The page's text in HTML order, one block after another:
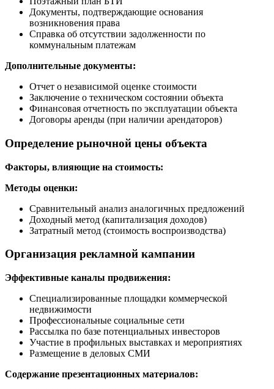
Документы, подтверждающие основания
возникновения права
Справка об отсутствии задолженности по
коммунальным платежам
Дополнительные документы:
Отчет о независимой оценке стоимости
Заключение о техническом состоянии объекта
Финансовая отчетность по эксплуатации объекта
Договоры аренды (при наличии арендаторов)
Определение рыночной цены объекта
Факторы, влияющие на стоимость:
Методы оценки:
Сравнительный анализ аналогичных предложений
Доходный метод (капитализация доходов)
Затратный метод (стоимость воспроизводства)
Организация рекламной кампании
Эффективные каналы продвижения:
Специализированные площадки коммерческой
недвижимости
Профессиональные социальные сети
Рассылка по базе потенциальных инвесторов
Участие в профильных выставках и мероприятиях
Размещение в деловых СМИ
Содержание презентационных материалов: